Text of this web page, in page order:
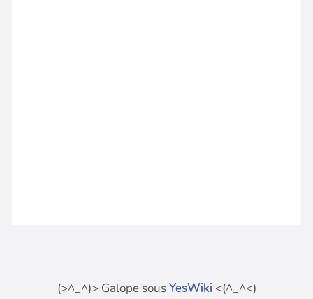
(>^_^)> Galope sousYesWiki <(^_^<)